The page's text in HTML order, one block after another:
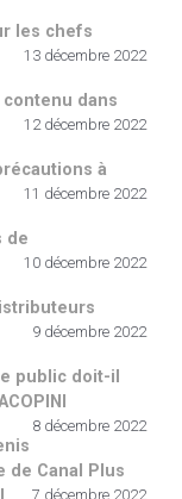
les chefs
13 décembre 2022
dans
12 décembre 2022
à
11 décembre 2022
de
10 décembre 2022
9 décembre 2022
public doit-il
8 décembre 2022
de Canal Plus
7 décembre 2022